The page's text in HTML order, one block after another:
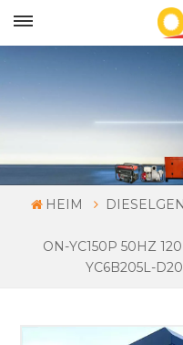
HEIM
ON-YC150P 50HZ
YC6B205L-